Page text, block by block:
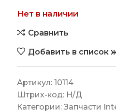
Нет в наличии
Сравнить
Добавить в список
Артикул: 10114
Штрих-код: Н/Д
Категории: Запчасти